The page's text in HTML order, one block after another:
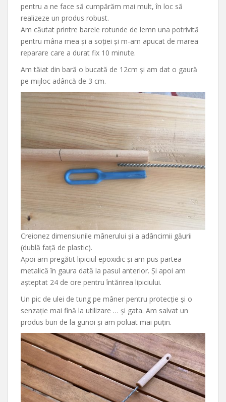
pentru a ne face să cumpărăm mai mult, în loc să
realizeze un produs robust.
Am căutat printre barele rotunde de lemn una potrivită
pentru mâna mea și a soției și m-am apucat de marea
reparare care a durat fix 10 minute.
Am tăiat din bară o bucată de 12cm și am dat o gaură
pe mijloc adâncă de 3 cm.
Creionez dimensiunile mânerului și a adâncimii găurii
(dublă față de plastic).
Apoi am pregătit lipiciul epoxidic și am pus partea
metalică în gaura dată la pasul anterior. Și apoi am
așteptat 24 de ore pentru întărirea lipiciului.
Un pic de ulei de tung pe mâner pentru protecție și o
senzație mai fină la utilizare … și gata. Am salvat un
produs bun de la gunoi și am poluat mai puțin.